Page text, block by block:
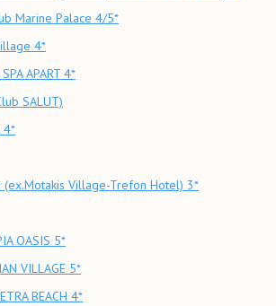
Marine Palace 4/5*
4*
APART 4*
SALUT)
4*
Village-Trefon Hotel) 3*
OASIS 5*
VILLAGE 5*
BEACH 4*